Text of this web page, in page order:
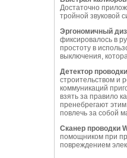
Достаточно
тройной звуковой
Эргономичный
фиксировалось в
простоту в
выключения,
Детектор
строительством и
коммуникаций
взять за правило
пренебрегают
повлечь за собой
Сканер проводки
помощником при
повреждением